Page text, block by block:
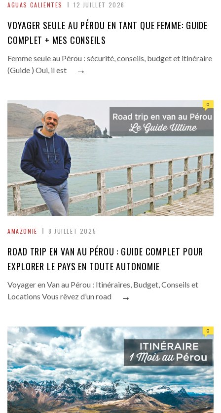
AGUAS CALIENTES 12 JUILLET 2026
VOYAGER SEULE AU PÉROU EN TANT QUE FEMME: GUIDE
COMPLET + MES CONSEILS
Femme seule au Pérou : sécurité, conseils, budget et itinéraire
(Guide ) Oui, il est
→
AMAZONIE 8 JUILLET 2025
0
ROAD TRIP EN VAN AU PÉROU : GUIDE COMPLET POUR
EXPLORER LE PAYS EN TOUTE AUTONOMIE
Voyager en Van au Pérou : Itinéraires, Budget, Conseils et
Locations Vous rêvez d’un road
→
0